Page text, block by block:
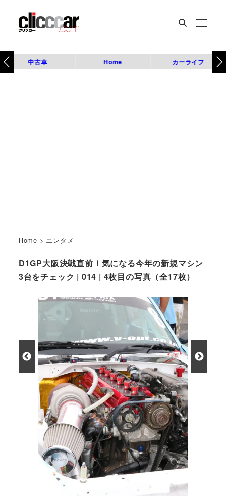
中古車 Home カーライフ
Home > エンタメ
D1GP大阪決戦直前！気になる今年の新規マシン
3台をチェック | 014 | 4枚目の写真（全17枚）